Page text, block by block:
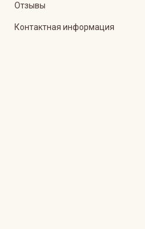
Отзывы
Контактная информация